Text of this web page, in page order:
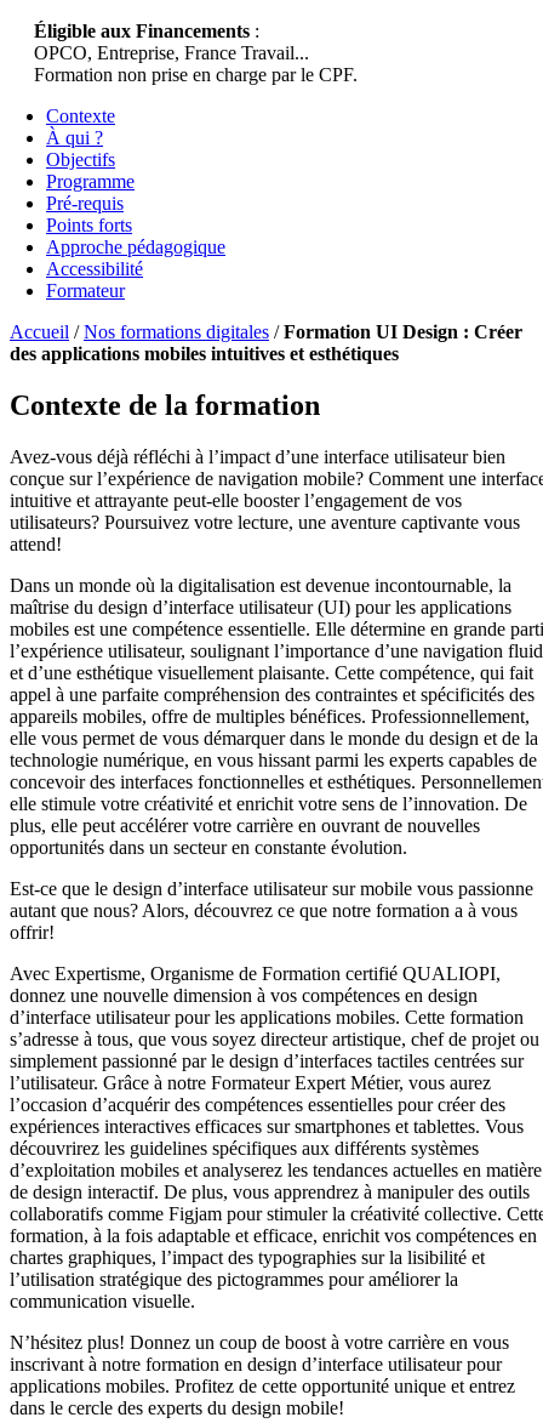
Éligible aux Financements :
OPCO, Entreprise, France Travail...
Formation non prise en charge par le CPF.
Contexte
À qui ?
Objectifs
Programme
Pré-requis
Points forts
Approche pédagogique
Accessibilité
Formateur
Accueil /Nos formations digitales /Formation UI Design : Créer
des applications mobiles intuitives et esthétiques
Contexte de la formation
Avez-vous déjà réfléchi à l’impact d’une interface utilisateur bien
conçue sur l’expérience de navigation mobile? Comment une
intuitive et attrayante peut-elle booster l’engagement de vos
utilisateurs? Poursuivez votre lecture, une aventure captivante vous
attend!
Dans un monde où la digitalisation est devenue incontournable, la
maîtrise du design d’interface utilisateur (UI) pour les applications
mobiles est une compétence essentielle. Elle détermine en grande
l’expérience utilisateur, soulignant l’importance d’une navigation
et d’une esthétique visuellement plaisante. Cette compétence, qui fait
appel à une parfaite compréhension des contraintes et spécificités des
appareils mobiles, offre de multiples bénéfices. Professionnellement,
elle vous permet de vous démarquer dans le monde du design et de la
technologie numérique, en vous hissant parmi les experts capables de
concevoir des interfaces fonctionnelles et esthétiques.
elle stimule votre créativité et enrichit votre sens de l’innovation. De
plus, elle peut accélérer votre carrière en ouvrant de nouvelles
opportunités dans un secteur en constante évolution.
Est-ce que le design d’interface utilisateur sur mobile vous passionne
autant que nous? Alors, découvrez ce que notre formation a à vous
offrir!
Avec Expertisme, Organisme de Formation certifié QUALIOPI,
donnez une nouvelle dimension à vos compétences en design
d’interface utilisateur pour les applications mobiles. Cette formation
s’adresse à tous, que vous soyez directeur artistique, chef de projet ou
simplement passionné par le design d’interfaces tactiles centrées sur
l’utilisateur. Grâce à notre Formateur Expert Métier, vous aurez
l’occasion d’acquérir des compétences essentielles pour créer des
expériences interactives efficaces sur smartphones et tablettes. Vous
découvrirez les guidelines spécifiques aux différents systèmes
d’exploitation mobiles et analyserez les tendances actuelles en matière
de design interactif. De plus, vous apprendrez à manipuler des outils
collaboratifs comme Figjam pour stimuler la créativité collective.
formation, à la fois adaptable et efficace, enrichit vos compétences en
chartes graphiques, l’impact des typographies sur la lisibilité et
l’utilisation stratégique des pictogrammes pour améliorer la
communication visuelle.
N’hésitez plus! Donnez un coup de boost à votre carrière en vous
inscrivant à notre formation en design d’interface utilisateur pour
applications mobiles. Profitez de cette opportunité unique et entrez
dans le cercle des experts du design mobile!